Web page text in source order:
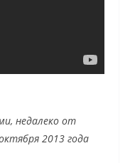
недалеко от
2013 года